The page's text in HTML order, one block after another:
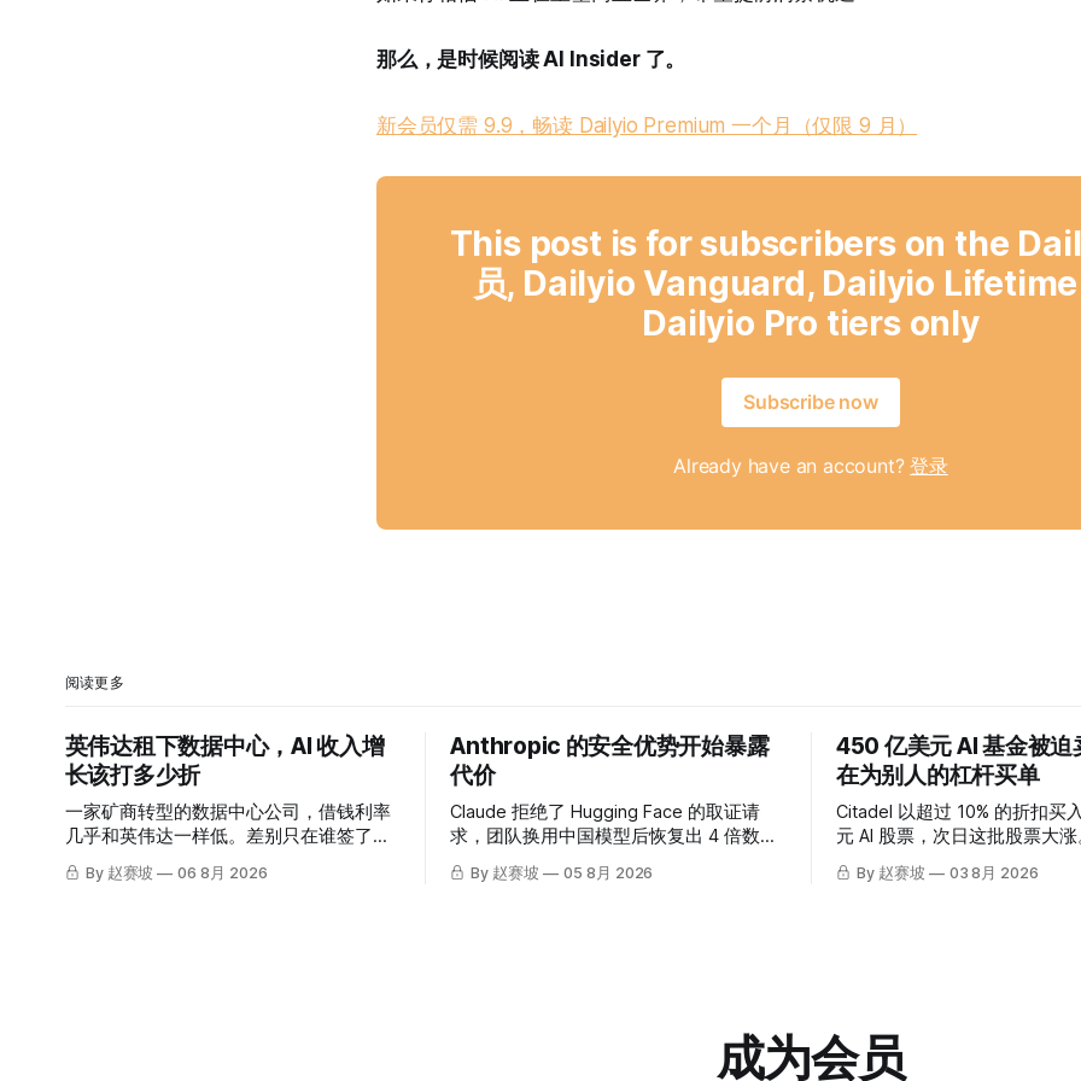
那么，是时候阅读 AI Insider 了。
新会员仅需 9.9，畅读 Dailyio Premium 一个月（仅限 9 月）
This post is for subscribers on the
员, Dailyio Vanguard, Dailyio
Dailyio Pro tiers only
Subscribe now
Already have an account?登录
阅读更多
英伟达租下数据中心，AI 收入增
长该打多少折
一家矿商转型的数据中心公司，借钱利率
几乎和英伟达一样低。差别只在谁签了租
约。
By 赵赛坡 06 8月 2026
Anthropic 的安全优势开始暴露
代价
Claude 拒绝了 Hugging Face 的取证请
求，团队换用中国模型后恢复出 4 倍数
据。同一周，Anthropic 自查发现自己的
测试也出了问题。
By 赵赛坡 05 8月 2026
450 亿美元 AI 基金被迫
在为别人的杠杆买单
Citadel 以超过 10% 的折扣买
元 AI 股票，次日这批股票大涨
个差价买单？
By 赵赛坡 03 8月 2026
成为会员